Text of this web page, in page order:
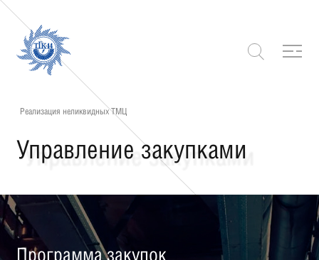
Реализация неликвидных ТМЦ
Управление закупками
Программа закупок